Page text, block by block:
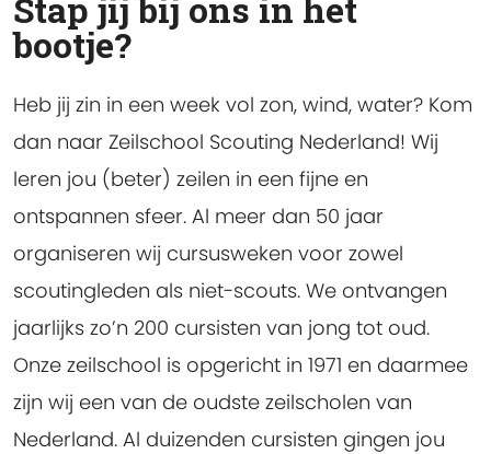
Stap jij bij ons in het
bootje?
Heb jij zin in een week vol zon, wind, water? Kom
dan naar Zeilschool Scouting Nederland! Wij
leren jou (beter) zeilen in een fijne en
ontspannen sfeer. Al meer dan 50 jaar
organiseren wij cursusweken voor zowel
scoutingleden als niet-scouts. We ontvangen
jaarlijks zo’n 200 cursisten van jong tot oud.
Onze zeilschool is opgericht in 1971 en daarmee
zijn wij een van de oudste zeilscholen van
Nederland. Al duizenden cursisten gingen jou